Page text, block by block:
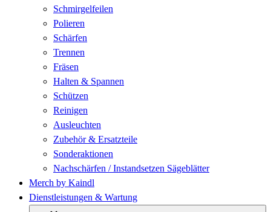
Schmirgelfeilen
Polieren
Schärfen
Trennen
Fräsen
Halten & Spannen
Schützen
Reinigen
Ausleuchten
Zubehör & Ersatzteile
Sonderaktionen
Nachschärfen / Instandsetzen Sägeblätter
Merch by Kaindl
Dienstleistungen & Wartung